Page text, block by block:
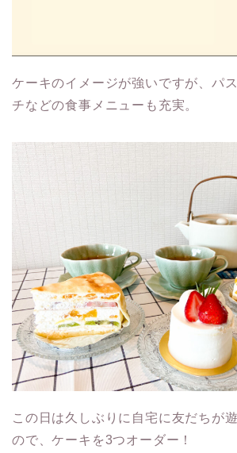
ケーキのイメージが強いですが、パ
チなどの食事メニューも充実。
この日は久しぶりに自宅に友だちが
ので、ケーキを3つオーダー！